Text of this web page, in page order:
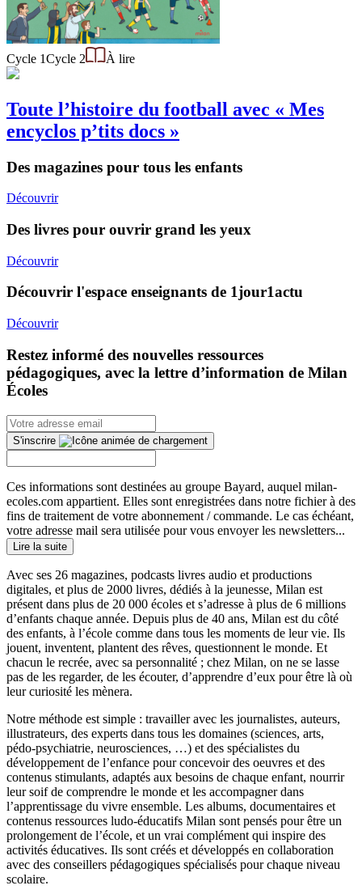
Cycle 1Cycle 2 À lire
Toute l’histoire du football avec « Mes
encyclos p’tits docs »
Des magazines pour tous les enfants
Découvrir
Des livres pour ouvrir grand les yeux
Découvrir
Découvrir l'espace enseignants de 1jour1actu
Découvrir
Restez informé des nouvelles ressources
pédagogiques, avec la lettre d’information de Milan
Écoles
S'inscrire
Ces informations sont destinées au groupe Bayard, auquel milan-
ecoles.com appartient. Elles sont enregistrées dans notre fichier à des
fins de traitement de votre abonnement / commande. Le cas échéant,
votre adresse mail sera utilisée pour vous envoyer les newsletters...
Lire la suite
Avec ses 26 magazines, podcasts livres audio et productions
digitales, et plus de 2000 livres, dédiés à la jeunesse, Milan est
présent dans plus de 20 000 écoles et s’adresse à plus de 6 millions
d’enfants chaque année. Depuis plus de 40 ans, Milan est du côté
des enfants, à l’école comme dans tous les moments de leur vie. Ils
jouent, inventent, plantent des rêves, questionnent le monde. Et
chacun le recrée, avec sa personnalité ; chez Milan, on ne se lasse
pas de les regarder, de les écouter, d’apprendre d’eux pour être là où
leur curiosité les mènera.
Notre méthode est simple : travailler avec les journalistes, auteurs,
illustrateurs, des experts dans tous les domaines (sciences, arts,
pédo-psychiatrie, neurosciences, …) et des spécialistes du
développement de l’enfance pour concevoir des oeuvres et des
contenus stimulants, adaptés aux besoins de chaque enfant, nourrir
leur soif de comprendre le monde et les accompagner dans
l’apprentissage du vivre ensemble. Les albums, documentaires et
contenus ressources ludo-éducatifs Milan sont pensés pour être un
prolongement de l’école, et un vrai complément qui inspire des
activités éducatives. Ils sont créés et développés en collaboration
avec des conseillers pédagogiques spécialisés pour chaque niveau
scolaire.